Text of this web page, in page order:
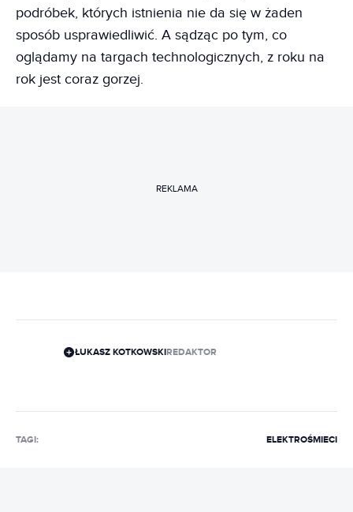
podróbek, których istnienia nie da się w żaden
sposób usprawiedliwić. A sądząc po tym, co
oglądamy na targach technologicznych, z roku na
rok jest coraz gorzej.
REKLAMA
ŁUKASZ KOTKOWSKIREDAKTOR
TAGI: ELEKTROŚMIECI